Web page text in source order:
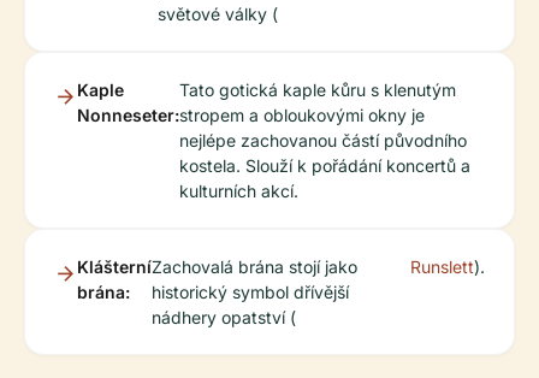
světové války (
Kaple
Nonneseter:
Tato gotická kaple kůru s klenutým
stropem a obloukovými okny je
nejlépe zachovanou částí původního
kostela. Slouží k pořádání koncertů a
kulturních akcí.
Klášterní
brána:
Zachovalá brána stojí jako
historický symbol dřívější
nádhery opatství (
Runslett).